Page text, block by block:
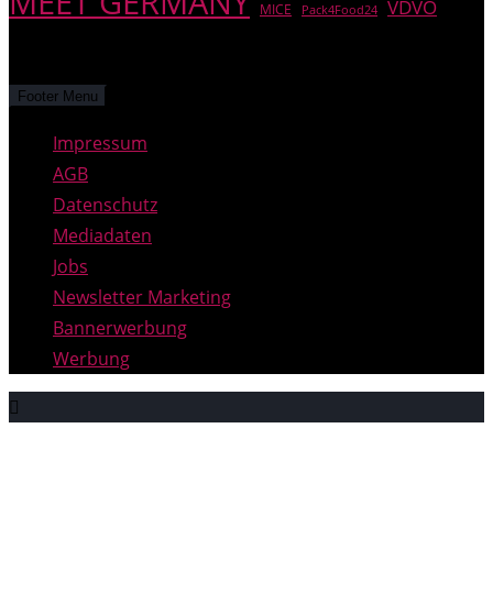
MICE Pack4Food24 VDVO
Footer Menu
Impressum
AGB
Datenschutz
Mediadaten
Jobs
Newsletter Marketing
Bannerwerbung
Werbung